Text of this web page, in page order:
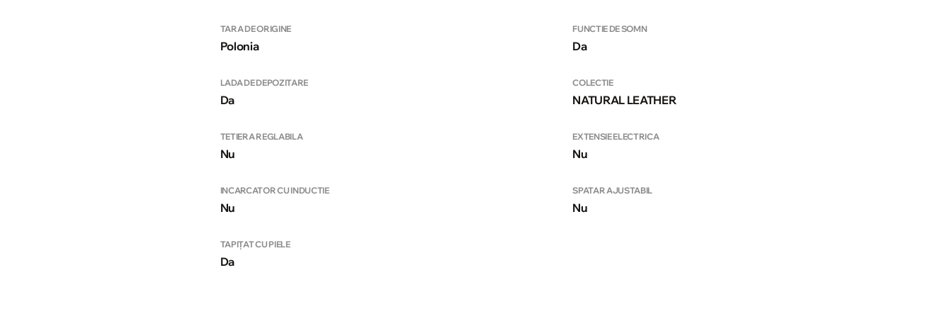
TARA DE ORIGINE
Polonia
FUNCTIE DE SOMN
Da
LADA DE DEPOZITARE
Da
COLECTIE
NATURAL LEATHER
TETIERA REGLABILA
Nu
EXTENSIE ELECTRICA
Nu
INCARCATOR CU INDUCTIE
Nu
SPATAR AJUSTABIL
Nu
TAPIȚAT CU PIELE
Da